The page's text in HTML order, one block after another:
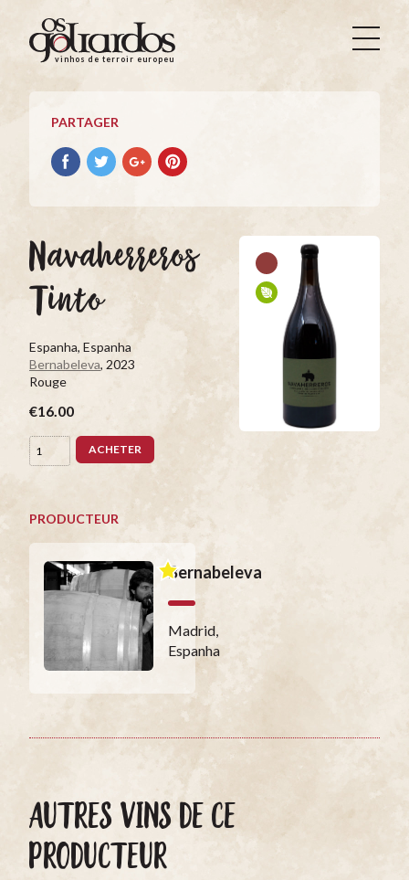
Os
Goliardos
Vinhos
Terroir
Europeus
vinhos de terroir europeus
PARTAGER
Partager
avec
Partager
avec
Partager
avec
Partager
avec
Navaherreros
Tinto
Espanha, Espanha
Bernabeleva, 2023
Rouge
€16.00
ACHETER
PRODUCTEUR
Bernabeleva
Madrid,
Espanha
AUTRES VINS DE CE
PRODUCTEUR